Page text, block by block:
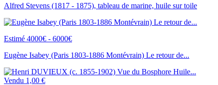
Alfred Stevens (1817 - 1875), tableau de marine, huile sur toile
Estimé 4000€ - 6000€
Eugène Isabey (Paris 1803-1886 Montévrain) Le retour de...
Vendu 1,00 €